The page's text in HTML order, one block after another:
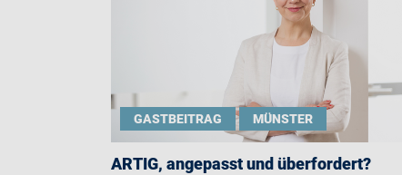
GASTBEITRAG MÜNSTER
ARTIG, angepasst und überfordert?